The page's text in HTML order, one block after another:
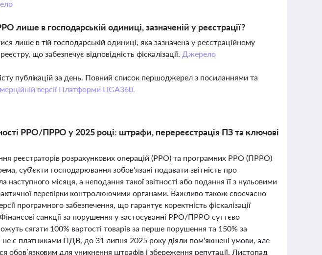
в господарській одиниці, зазначеній у реєстрації?
лише в тій господарській одиниці, яка зазначена у реєстраційному
що забезпечує відповідність фіскалізації. Джерело
публікацій за день. Повний список першоджерел з посиланнями та
версії Платформи LIGA360.
РРО/ПРРО у 2025 році: штрафи, перереєстрація ПЗ та ключові
реєстраторів розрахункових операцій (РРО) та програмних РРО (ПРРО)
суб'єкти господарювання зобов'язані подавати звітність про
місяця, а неподання такої звітності або подання її з нульовими
перевірки контролюючими органами. Важливо також своєчасно
програмного забезпечення, що гарантує коректність фіскалізації
санкції за порушення у застосуванні РРО/ПРРО суттєво
сягати 100% вартості товарів за перше порушення та 150% за
є платниками ПДВ, до 31 липня 2025 року діяли пом'якшені умови, але
для уникнення штрафів і збереження репутації. Листопад